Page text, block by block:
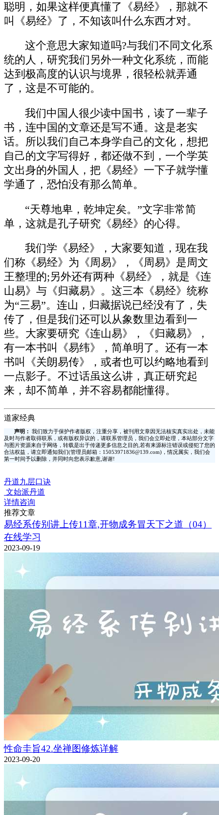
聪明，如果这样便真懂了《易经》，那就不
叫《易经》了，不知该叫什么东西才对。
这个意思大家知道吗?与我们不同文化系
统的人，研究我们另外一种文化系统，而能
达到极高度的认识与境界，很轻松就弄通
了，这是不可能的。
我们中国人很少读中国书，读了一辈子
书，连中国的文章还是写不通。这是老实
话。所以我们自己本身学自己的文化，想把
自己的文字写得好，都还做不到，一个学英
文出身的外国人，把《易经》一下子就学懂
学通了，恐怕没有那么简单。
“天尊地卑，乾坤定矣。”文字非常简
单，这就是孔子研究《易经》的心得。
我们学《易经》，大家要知道，现在我
们称《易经》为《周易》，《周易》是周文
王整理的;另外还有两种《易经》，就是《连
山易》与《归藏易》。这三本《易经》统称
为“三易”。连山，归藏据说已经没有了，失
传了，但是我们还可以从象数里边看到一
些。大家要研究《连山易》，《归藏易》，
有一本书叫《易纬》，简单明了。还有一本
书叫《关朗易传》，或者也可以约略地看到
一点影子。不过话虽这么讲，真正研究起
来，却不简单，并不容易都能懂得。
道家经典
声明：
我们致力于保护作者版权，注重分享，被刊用文章因无法核实真实出处，未能
及时与作者取得联系，或有版权异议的，请联系管理员，我们会立即处理，本站部分文字
与图片资源来自于网络，转载是出于传递更多信息之目的,若有来源标注错误或侵犯了您的
合法权益，请立即通知我们(管理员邮箱：15053971836@139.com)，情况属实，我们会
第一时间予以删除，并同时向您表示歉意,谢谢!
丹道九层口诀
文始派丹道
详情咨询
推荐文章
易经系传别讲上传11章,开物成务冒天下之道（04）
在线学习
2023-09-19
性命圭旨42.坐禅图修炼详解
2023-09-20